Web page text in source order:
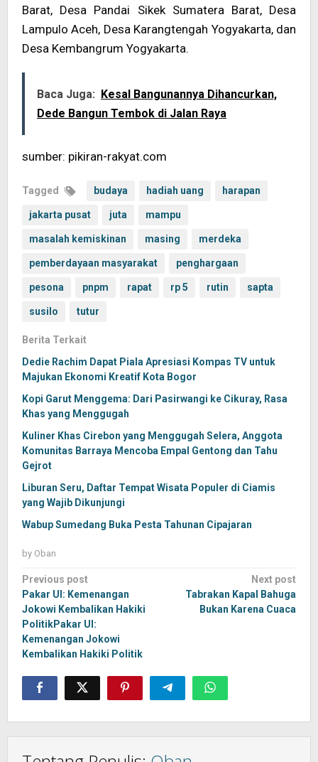
Barat, Desa Pandai Sikek Sumatera Barat, Desa
Lampulo Aceh, Desa Karangtengah Yogyakarta, dan
Desa Kembangrum Yogyakarta.
Baca Juga: Kesal Bangunannya Dihancurkan,
Dede Bangun Tembok di Jalan Raya
sumber: pikiran-rakyat.com
Tagged budaya hadiah uang harapan
jakarta pusat juta mampu
masalah kemiskinan masing merdeka
pemberdayaan masyarakat penghargaan
pesona pnpm rapat rp 5 rutin sapta
susilo tutur
Berita Terkait
Dedie Rachim Dapat Piala Apresiasi Kompas TV untuk
Majukan Ekonomi Kreatif Kota Bogor
Kopi Garut Menggema: Dari Pasirwangi ke Cikuray, Rasa
Khas yang Menggugah
Kuliner Khas Cirebon yang Menggugah Selera, Anggota
Komunitas Barraya Mencoba Empal Gentong dan Tahu
Gejrot
Liburan Seru, Daftar Tempat Wisata Populer di Ciamis
yang Wajib Dikunjungi
Wabup Sumedang Buka Pesta Tahunan Cipajaran
by Oban
Post
navigation
Previous post
Pakar UI: Kemenangan
Jokowi Kembalikan Hakiki
PolitikPakar UI:
Kemenangan Jokowi
Kembalikan Hakiki Politik
Next post
Tabrakan Kapal Bahuga
Bukan Karena Cuaca